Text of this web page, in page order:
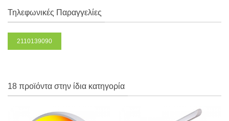
Τηλεφωνικές Παραγγελίες
2110139090
18 προϊόντα στην ίδια κατηγορία